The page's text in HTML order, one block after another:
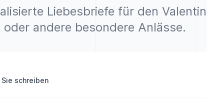
Liebesbriefe für den
oder andere besondere Anlässe.
schreiben